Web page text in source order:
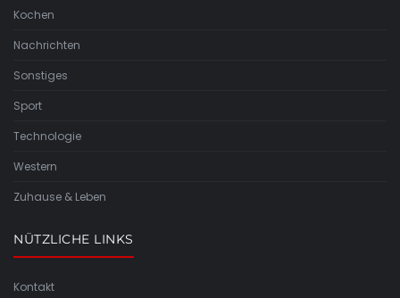
Kochen
Nachrichten
Sonstiges
Sport
Technologie
Western
Zuhause & Leben
NÜTZLICHE LINKS
Kontakt